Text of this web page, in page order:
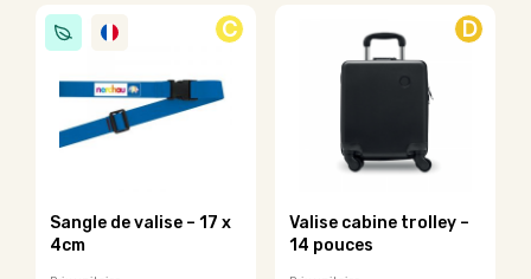
C
Sangle de valise – 17 x
4cm
D
Valise cabine trolley –
14 pouces